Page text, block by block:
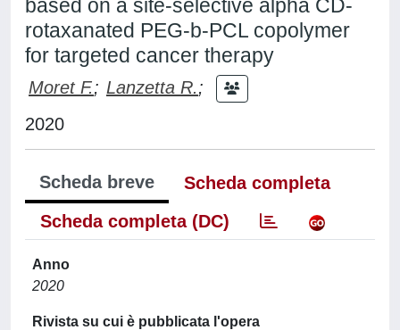
based on a site-selective alpha CD-
rotaxanated PEG-b-PCL copolymer
for targeted cancer therapy
Moret F.; Lanzetta R.;
2020
Scheda breve
Scheda completa
Scheda completa (DC)
Anno
2020
Rivista su cui è pubblicata l'opera